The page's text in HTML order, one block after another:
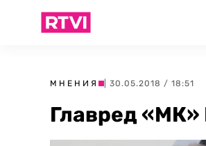
МНЕНИЯ | 30.05.2018 / 18:51
Главред «МК»